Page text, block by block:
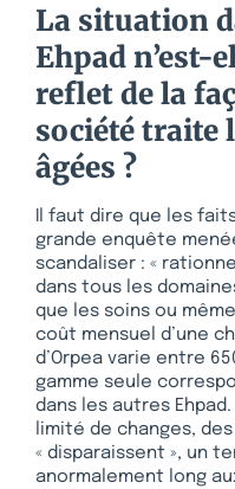
La situation
Ehpad n’est-
reflet de la
société traite
âgées ?
Il faut dire que les
grande enquête
scandaliser : «
dans tous les
que les soins ou
coût mensuel d’une
d’Orpea varie entre
gamme seule
dans les autres
limité de changes,
« disparaissent », un
anormalement long